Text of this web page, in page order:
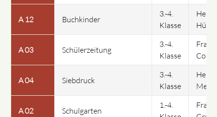
A 12 Buchkinder
3.-4.
Klasse
Herr
Hüter
A 03 Schülerzeitung
3.-4.
Klasse
Frau
Costa
A 04 Siebdruck
3.-4.
Klasse
Herr
A 02 Schulgarten
1.-4.
Frau